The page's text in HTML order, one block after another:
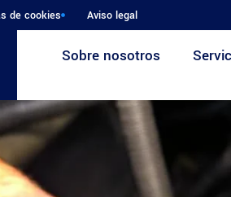
de cookies Aviso legal
Sobre nosotros